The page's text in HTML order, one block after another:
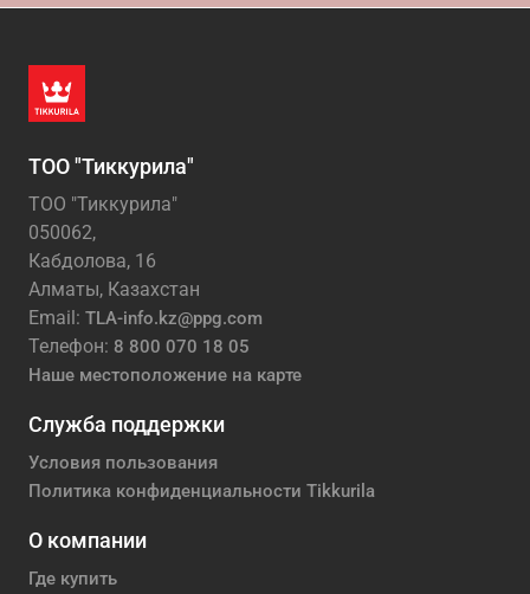
ТОО "Тиккурила"
ТОО "Тиккурила"
050062,
Кабдолова, 16
Алматы, Казахстан
Email: TLA-info.kz@ppg.com
Телефон: 8 800 070 18 05
Наше местоположение на карте
Служба поддержки
Условия пользования
Политика конфиденциальности Tikkurila
О компании
Где купить